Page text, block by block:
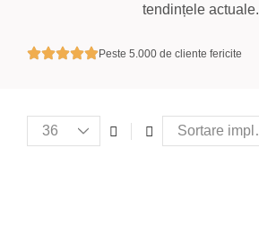
tendințele actuale.
Peste 5.000 de cliente fericite